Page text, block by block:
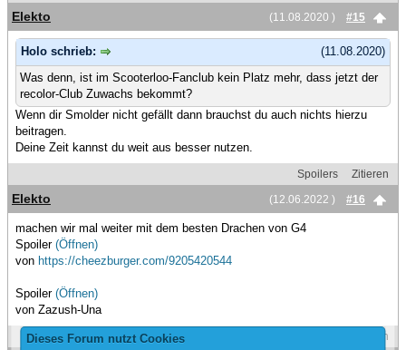
Dieses Forum nutzt Cookies
(11.08.2020 )
#15
Elekto
(11.08.2020)
Holo schrieb:
Was denn, ist im Scooterloo-Fanclub kein Platz mehr, dass jetzt der
recolor-Club Zuwachs bekommt?
Wenn dir Smolder nicht gefällt dann brauchst du auch nichts hierzu
beitragen.
Deine Zeit kannst du weit aus besser nutzen.
Spoilers
Zitieren
(12.06.2022 )
#16
Elekto
machen wir mal weiter mit dem besten Drachen von G4
Spoiler (Öffnen)
von https://cheezburger.com/9205420544
Spoiler (Öffnen)
von Zazush-Una
Zitieren